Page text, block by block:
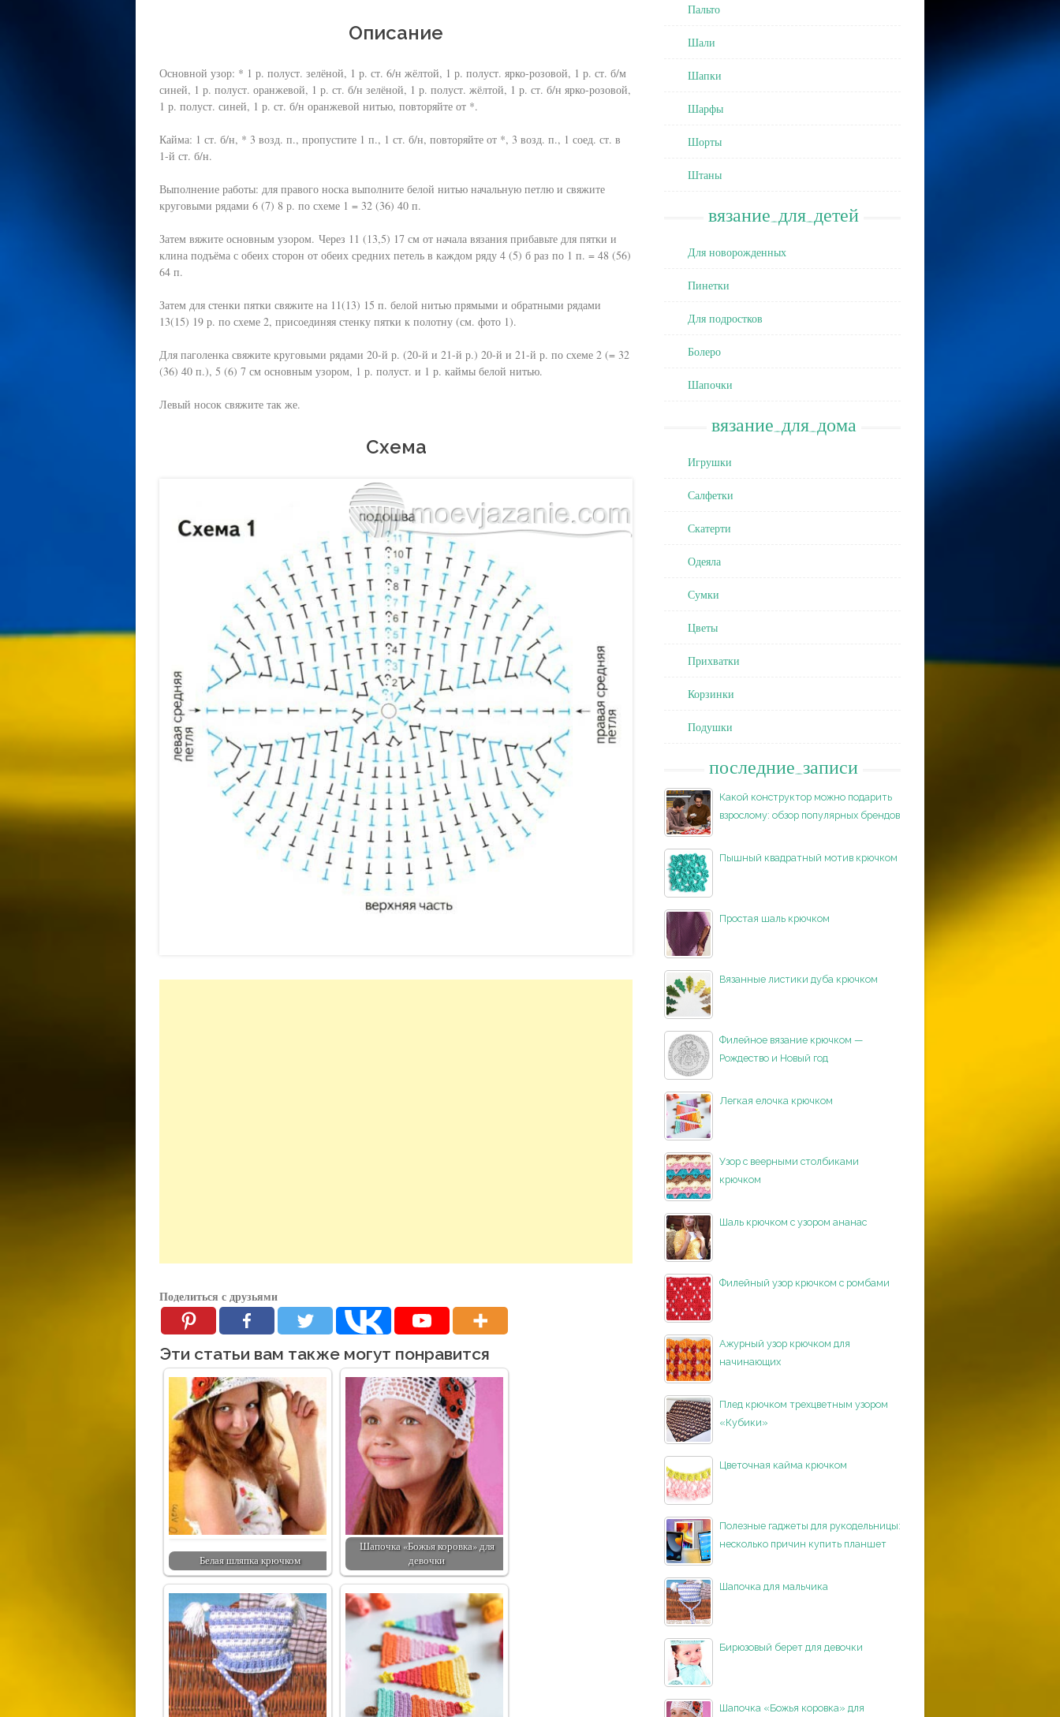
Описание
Основной узор: * 1 р. полуст. зелёной, 1 р. ст. 6/н жёлтой, 1 р. полуст. ярко-розовой, 1 р. ст. б/м
синей, 1 р. полуст. оранжевой, 1 р. ст. б/н зелёной, 1 р. полуст. жёлтой, 1 р. ст. б/н ярко-розовой,
1 р. полуст. синей, 1 р. ст. б/н оранжевой нитью, повторяйте от *.
Кайма: 1 ст. б/н, * 3 возд. п., пропустите 1 п., 1 ст. б/н, повторяйте от *, 3 возд. п., 1 соед. ст. в
1-й ст. б/н.
Выполнение работы: для правого носка выполните белой нитью начальную петлю и свяжите
круговыми рядами 6 (7) 8 р. по схеме 1 = 32 (36) 40 п.
Затем вяжите основным узором. Через 11 (13,5) 17 см от начала вязания прибавьте для пятки и
клина подъёма с обеих сторон от обеих средних петель в каждом ряду 4 (5) б раз по 1 п. = 48 (56)
64 п.
Затем для стенки пятки свяжите на 11(13) 15 п. белой нитью прямыми и обратными рядами
13(15) 19 р. по схеме 2, присоединяя стенку пятки к полотну (см. фото 1).
Для паголенка свяжите круговыми рядами 20-й р. (20-й и 21-й р.) 20-й и 21-й р. по схеме 2 (= 32
(36) 40 п.), 5 (6) 7 см основным узором, 1 р. полуст. и 1 р. каймы белой нитью.
Левый носок свяжите так же.
Схема
Поделиться с друзьями
Эти статьи вам также могут понравится
Белая шляпка крючком
Шапочка «Божья коровка» для
девочки
Пальто
Шали
Шапки
Шарфы
Шорты
Штаны
вязание_для_детей
Для новорожденных
Пинетки
Для подростков
Болеро
Шапочки
вязание_для_дома
Игрушки
Салфетки
Скатерти
Одеяла
Сумки
Цветы
Прихватки
Корзинки
Подушки
последние_записи
Какой конструктор можно подарить
взрослому: обзор популярных брендов
Пышный квадратный мотив крючком
Простая шаль крючком
Вязанные листики дуба крючком
Филейное вязание крючком —
Рождество и Новый год
Легкая елочка крючком
Узор с веерными столбиками
крючком
Шаль крючком с узором ананас
Филейный узор крючком с ромбами
Ажурный узор крючком для
начинающих
Плед крючком трехцветным узором
«Кубики»
Цветочная кайма крючком
Полезные гаджеты для рукодельницы:
несколько причин купить планшет
Шапочка для мальчика
Бирюзовый берет для девочки
Шапочка «Божья коровка» для